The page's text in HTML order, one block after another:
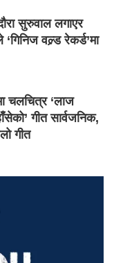
सुरुवाल लगाएर
वल्र्ड रेकर्ड’मा
चलचित्र ‘लाज
गीत सार्वजनिक,
गीत